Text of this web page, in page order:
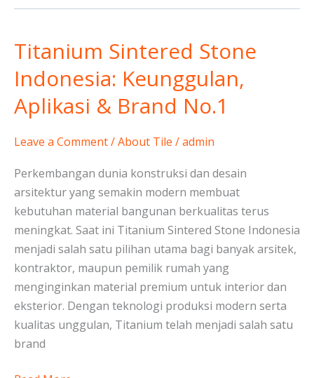
Titanium Sintered Stone
Indonesia: Keunggulan,
Aplikasi & Brand No.1
Leave a Comment/About Tile /admin
Perkembangan dunia konstruksi dan desain
arsitektur yang semakin modern membuat
kebutuhan material bangunan berkualitas terus
meningkat. Saat ini Titanium Sintered Stone Indonesia
menjadi salah satu pilihan utama bagi banyak arsitek,
kontraktor, maupun pemilik rumah yang
menginginkan material premium untuk interior dan
eksterior. Dengan teknologi produksi modern serta
kualitas unggulan, Titanium telah menjadi salah satu
brand
Titanium
Stone
Indonesia:
Keunggulan,
Aplikasi
Brand
No.1